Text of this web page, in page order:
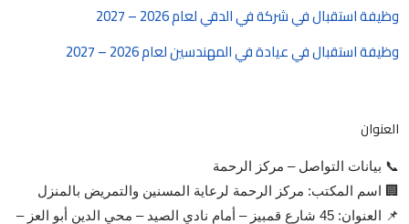
وظيفة استقبال في شركة في الدقي لعام 2026 – 2027
وظيفة استقبال في عيادة في المهندسين لعام 2026 – 2027
العنوان
📞 بيانات التواصل – مركز الرحمة
🏢 اسم المكتب: مركز الرحمة لرعاية المسنين والتمريض بالمنزل
📌 العنوان: 45 شارع قمبيز – أمام نادي الصيد – محي الدين أبو العز –